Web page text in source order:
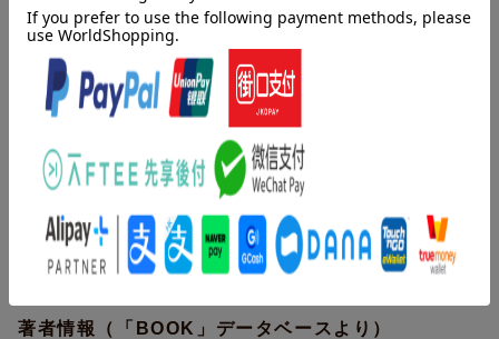
第一章 東大は男が八割
第二章 女性のいない東大キャンパスーー戦前
第三章 男のための男の大学ーー戦後
第四章 アメリカ名門大学の共学化
第五章 東大のあるべき姿
【著者プロフィール】
東京大学大学院総合文化研究科教授、同大グローバル教育センタ
ー長、同大副学長。
1966年、北海道生まれ。
米国ゴーシエン大学卒業。
ウィリアム・アンド・メアリ大学大学院で博士号取得。
る著者が、「女性の“いない”東大」を改革するべく声を上げる！東
大の知られざるジェンダー史をつまびらかにし、アメリカでの取
り組み例も独自取材。自身の経験や反省もふまえて、日本の大
学、そして日本社会のあり方そのものを問いなおす覚悟の書。
目次（「BOOK」データベースより）
序章 男だらけの現状／第１章 東大は男が八割／第２章 女性
のいない東大キャンパスー戦前／第３章 男のための男の大学ー
戦後／第４章 アメリカ名門大学の共学化／第５章 東大のある
べき姿／終章
著者情報（「BOOK」データベースより）